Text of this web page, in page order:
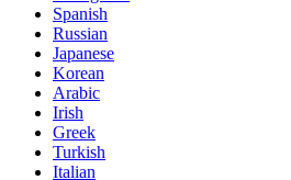
Spanish
Russian
Japanese
Korean
Arabic
Irish
Greek
Turkish
Italian